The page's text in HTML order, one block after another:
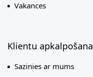
Vakances
Klientu apkalpošana
Sazinies ar mums